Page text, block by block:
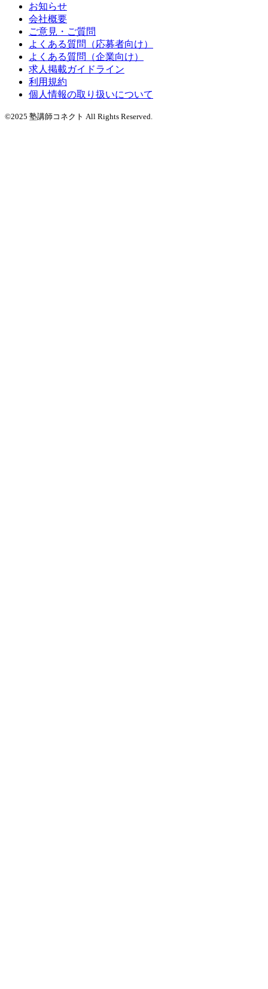
お知らせ
会社概要
ご意見・ご質問
よくある質問（応募者向け）
よくある質問（企業向け）
求人掲載ガイドライン
利用規約
個人情報の取り扱いについて
©2025 塾講師コネクト All Rights Reserved.